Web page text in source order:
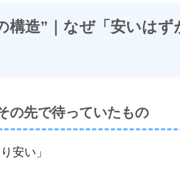
構造”｜なぜ「安いは
の先で待っていたもの
安い」